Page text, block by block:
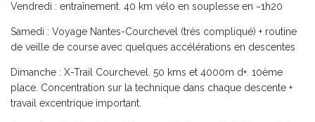
Vendredi : entraînement. 40 km vélo en souplesse en ~1h20
Samedi : Voyage Nantes-Courchevel (très compliqué) + routine
de veille de course avec quelques accélérations en descentes
Dimanche : X-Trail Courchevel . 50 kms et 4000m d+. 10ème
place. Concentration sur la technique dans chaque descente +
travail excentrique important.